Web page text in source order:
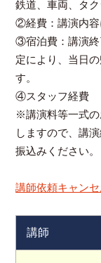
鉄道、車両、タク
②経費：講演内容
③宿泊費：講演終
定により、当日
す。
④スタッフ経費
※講演料等一式の
しますので、講
振込みください。
講師依頼キャン
講師